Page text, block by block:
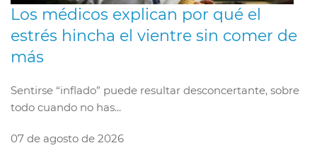
Los médicos explican por qué el
estrés hincha el vientre sin comer de
más
Sentirse “inflado” puede resultar desconcertante, sobre
todo cuando no has...
07 de agosto de 2026